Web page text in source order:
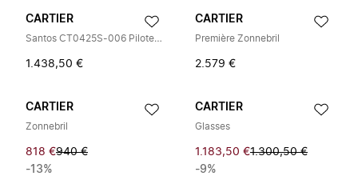
CARTIER
Santos CT0425S-006 Piloten Zonnebril
1.438,50 €
CARTIER
Première Zonnebril
2.579 €
CARTIER
Zonnebril
818 €940 €
-13%
CARTIER
Glasses
1.183,50 €1.300,50 €
-9%